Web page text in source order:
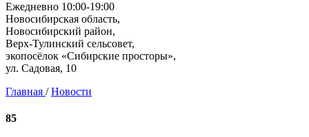
Ежедневно 10:00-19:00
Новосибирская область,
Новосибирский район,
Верх-Тулинский сельсовет,
экопосёлок «Сибирские просторы»,
ул. Садовая, 10
Главная / Новости
85